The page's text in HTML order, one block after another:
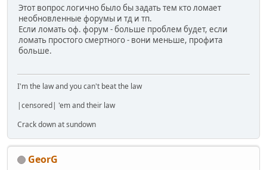
Этот вопрос логично было бы задать тем кто ломает
необновленные форумы и тд и тп.
Если ломать оф. форум - больше проблем будет, если
ломать простого смертного - вони меньше, профита
больше.
I'm the law and you can't beat the law
|censored| 'em and their law
Crack down at sundown
GeorG